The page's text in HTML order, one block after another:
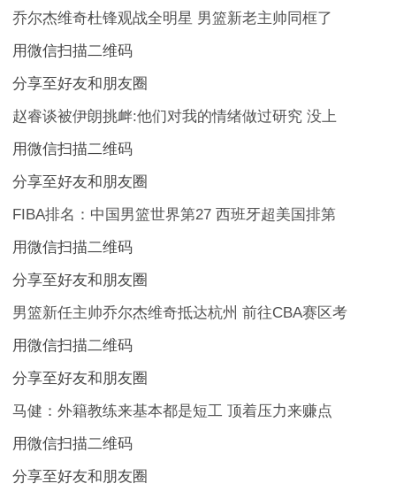
乔尔杰维奇杜锋观战全明星 男篮新老主帅同框了
用微信扫描二维码
分享至好友和朋友圈
赵睿谈被伊朗挑衅:他们对我的情绪做过研究 没上
用微信扫描二维码
分享至好友和朋友圈
FIBA排名：中国男篮世界第27 西班牙超美国排第
用微信扫描二维码
分享至好友和朋友圈
男篮新任主帅乔尔杰维奇抵达杭州 前往CBA赛区考
用微信扫描二维码
分享至好友和朋友圈
马健：外籍教练来基本都是短工 顶着压力来赚点
用微信扫描二维码
分享至好友和朋友圈